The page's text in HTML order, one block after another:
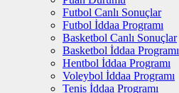
Futbol Canlı Sonuçlar
Futbol İddaa Programı
Basketbol Canlı Sonuçlar
Basketbol İddaa Programı
Hentbol İddaa Programı
Voleybol İddaa Programı
Tenis İddaa Programı